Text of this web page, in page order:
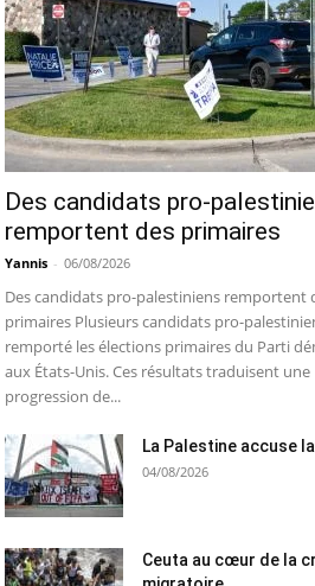
Des candidats pro-
remportent des primaires
Yannis - 06/08/2026
Des candidats pro-palestiniens remportent
primaires Plusieurs candidats pro-
remporté les élections primaires du Parti
aux États-Unis. Ces résultats traduisent une
progression de...
La Palestine accuse la
04/08/2026
Ceuta au cœur de la